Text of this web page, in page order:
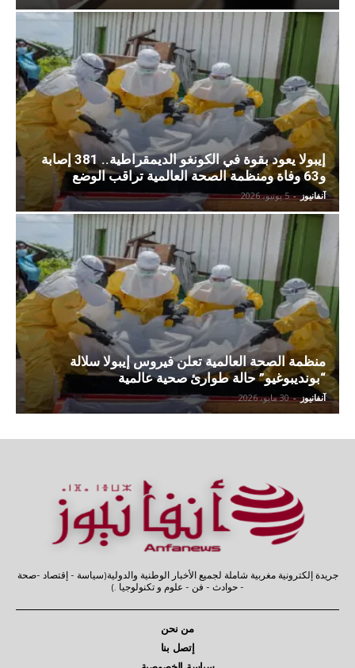
إيبولا يعود بقوة في الكونغو الديمقراطية.. 381 إصابة
و63 وفاة ومنظمة الصحة العالمية تراقب الوضع
آنفانيوز - 5 يونيو، 2026
منظمة الصحة العالمية تعلن فيروس إيبولا سلالة
“بونديبوغيو” حالة طوارئ صحية عالمية
آنفانيوز - 30 مايو، 2026
جريدة إلكترونية مغربية شاملة لجميع الأخبار الوطنية والدولية(سياسة - إقتصاد -صحة
- حوادث - فن - علوم و تكنولوجيا .)
من نحن
إتصل بنا